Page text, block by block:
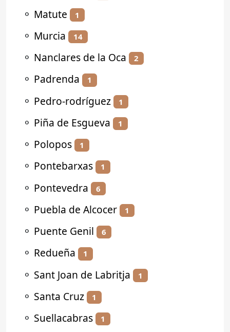
⚬ Matute 1
⚬ Murcia 14
⚬ Nanclares de la Oca 2
⚬ Padrenda 1
⚬ Pedro-rodríguez 1
⚬ Piña de Esgueva 1
⚬ Polopos 1
⚬ Pontebarxas 1
⚬ Pontevedra 6
⚬ Puebla de Alcocer 1
⚬ Puente Genil 6
⚬ Redueña 1
⚬ Sant Joan de Labritja 1
⚬ Santa Cruz 1
⚬ Suellacabras 1